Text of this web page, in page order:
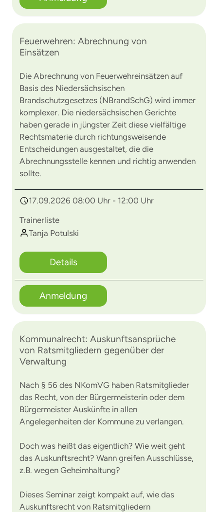
Feuerwehren: Abrechnung von
Einsätzen
Die Abrechnung von Feuerwehreinsätzen auf
Basis des Niedersächsischen
Brandschutzgesetzes (NBrandSchG) wird immer
komplexer. Die niedersächsischen Gerichte
haben gerade in jüngster Zeit diese vielfältige
Rechtsmaterie durch richtungsweisende
Entscheidungen ausgestaltet, die die
Abrechnungsstelle kennen und richtig anwenden
sollte.
17.09.2026 08:00 Uhr - 12:00 Uhr
Trainerliste
Tanja Potulski
Details
Anmeldung
Kommunalrecht: Auskunftsansprüche
von Ratsmitgliedern gegenüber der
Verwaltung
Nach § 56 des NKomVG haben Ratsmitglieder
das Recht, von der Bürgermeisterin oder dem
Bürgermeister Auskünfte in allen
Angelegenheiten der Kommune zu verlangen.
Doch was heißt das eigentlich? Wie weit geht
das Auskunftsrecht? Wann greifen Ausschlüsse,
z.B. wegen Geheimhaltung?
Dieses Seminar zeigt kompakt auf, wie das
Auskunftsrecht von Ratsmitgliedern